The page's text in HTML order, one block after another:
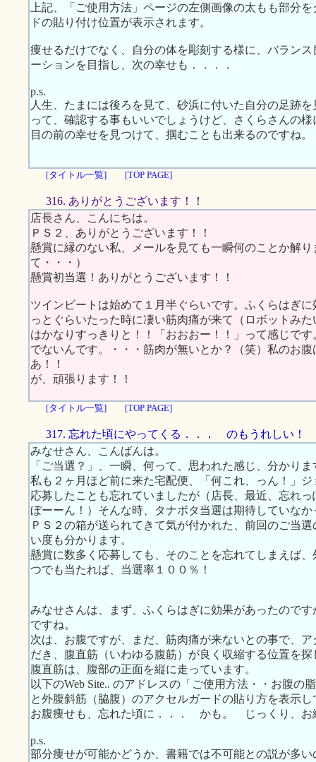
上記、「ご使用方法」ページの左側画像の太もも部分
ドの貼り付け位置が表示されます。
痩せるだけでなく、自分の体を彫刻する様に、バラン
ーションを目指し、次の幸せも．．．．
p.s.
人生、たまには後ろを見て、砂浜に付いた自分の足跡
って、確認する事もいいでしょうけど、さくらさんの
目の前の幸せを見つけて、掴むことも出来るのですね。
[タイトル一覧] [TOP PAGE]
316. ありがとうございます！！
店長さん、こんにちは。
ＰＳ２、ありがとうございます！！
懸賞に縁のない私、メールを見ても一瞬何のことか解
て・・・）
懸賞初当選！ありがとうございます！！
ツインビートは始めて１月半ぐらいです。ふくらはぎ
っとぐらいたった時に凄い筋肉痛が来て（ロボットみ
はかなりすっきりと！！「おおおー！！」って感じで
でないんです。・・・筋肉が無いとか？（笑）私のお
あ！！
が、頑張ります！！
[タイトル一覧] [TOP PAGE]
317. 忘れた頃にやってくる．．． のもうれしい！
みなせさん、こんばんは。
「ご当選？」、一瞬、何って、思われた感じ、分かりま
私も２ヶ月ほど前に来た宅配便、「何これ、っん！」
応募したことも忘れていましたが（店長、最近、忘れ
ぼーーん！）そんな時、タナボタ当選は期待していな
ＰＳ２の箱が送られてきて気が付かれた、前回のご当
い度も分かります。
懸賞に数多く応募しても、そのことを忘れてしまえば
つでも当たれば、当選率１００％！
みなせさんは、まず、ふくらはぎに効果があったので
ですね。
次は、お腹ですが、まだ、筋肉痛が来ないとの事で、
だき、腹直筋（いわゆる腹筋）が良く収縮する位置を探
腹直筋は、腹部の正面を縦に走っています。
以下のWeb Site.. のアドレスの「ご使用方法・・お腹の
と外腹斜筋（脇腹）のアクセルガードの貼り方を表示
お腹痩せも、忘れた頃に．．． かも。 じっくり、お
p.s.
部分痩せが可能かどうか、書籍では不可能との説が多